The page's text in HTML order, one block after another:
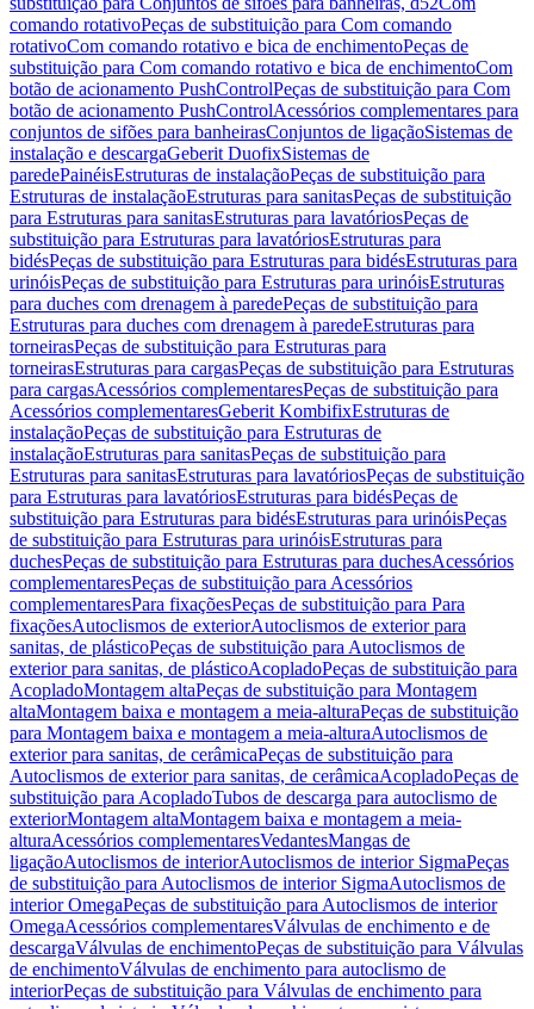
comando rotativoPeças de substituição para Com comando
rotativoCom comando rotativo e bica de enchimentoPeças de
substituição para Com comando rotativo e bica de enchimentoCom
botão de acionamento PushControlPeças de substituição para Com
botão de acionamento PushControlAcessórios complementares para
conjuntos de sifões para banheirasConjuntos de ligaçãoSistemas de
instalação e descargaGeberit DuofixSistemas de
paredePainéisEstruturas de instalaçãoPeças de substituição para
Estruturas de instalaçãoEstruturas para sanitasPeças de substituição
para Estruturas para sanitasEstruturas para lavatóriosPeças de
substituição para Estruturas para lavatóriosEstruturas para
bidésPeças de substituição para Estruturas para bidésEstruturas para
urinóisPeças de substituição para Estruturas para urinóisEstruturas
para duches com drenagem à paredePeças de substituição para
Estruturas para duches com drenagem à paredeEstruturas para
torneirasPeças de substituição para Estruturas para
torneirasEstruturas para cargasPeças de substituição para Estruturas
para cargasAcessórios complementaresPeças de substituição para
Acessórios complementaresGeberit KombifixEstruturas de
instalaçãoPeças de substituição para Estruturas de
instalaçãoEstruturas para sanitasPeças de substituição para
Estruturas para sanitasEstruturas para lavatóriosPeças de substituição
para Estruturas para lavatóriosEstruturas para bidésPeças de
substituição para Estruturas para bidésEstruturas para urinóisPeças
de substituição para Estruturas para urinóisEstruturas para
duchesPeças de substituição para Estruturas para duchesAcessórios
complementaresPeças de substituição para Acessórios
complementaresPara fixaçõesPeças de substituição para Para
fixaçõesAutoclismos de exteriorAutoclismos de exterior para
sanitas, de plásticoPeças de substituição para Autoclismos de
exterior para sanitas, de plásticoAcopladoPeças de substituição para
AcopladoMontagem altaPeças de substituição para Montagem
altaMontagem baixa e montagem a meia-alturaPeças de substituição
para Montagem baixa e montagem a meia-alturaAutoclismos de
exterior para sanitas, de cerâmicaPeças de substituição para
Autoclismos de exterior para sanitas, de cerâmicaAcopladoPeças de
substituição para AcopladoTubos de descarga para autoclismo de
exteriorMontagem altaMontagem baixa e montagem a meia-
alturaAcessórios complementaresVedantesMangas de
ligaçãoAutoclismos de interiorAutoclismos de interior SigmaPeças
de substituição para Autoclismos de interior SigmaAutoclismos de
interior OmegaPeças de substituição para Autoclismos de interior
OmegaAcessórios complementaresVálvulas de enchimento e de
descargaVálvulas de enchimentoPeças de substituição para Válvulas
de enchimentoVálvulas de enchimento para autoclismo de
interiorPeças de substituição para Válvulas de enchimento para